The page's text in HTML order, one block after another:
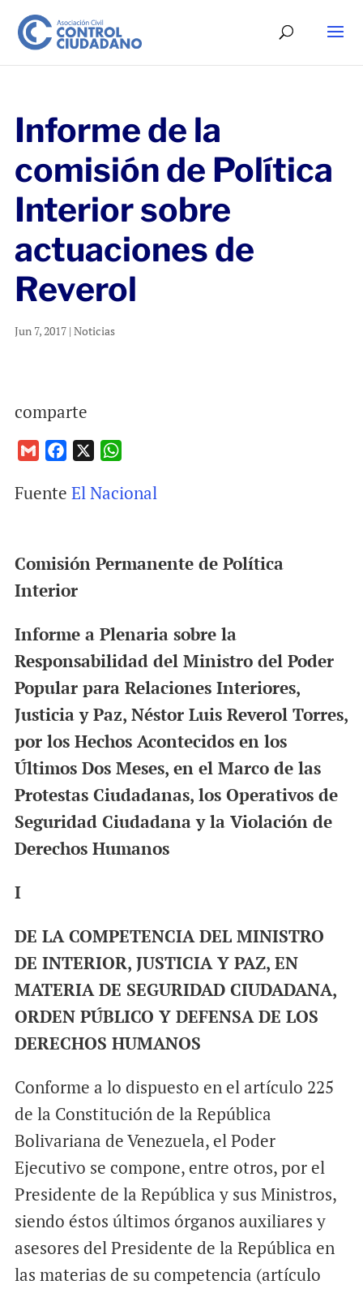
Informe de la
comisión de Política
Interior sobre
actuaciones de
Reverol
Jun 7, 2017| Noticias
comparte
a
c
o
k
a
Fuente El Nacional
Comisión Permanente de Política
Interior
Informe a Plenaria sobre la
Responsabilidad del Ministro del Poder
Popular para Relaciones Interiores,
Justicia y Paz, Néstor Luis Reverol Torres,
por los Hechos Acontecidos en los
Últimos Dos Meses, en el Marco de las
Protestas Ciudadanas, los Operativos de
Seguridad Ciudadana y la Violación de
Derechos Humanos
I
DE LA COMPETENCIA DEL MINISTRO
DE INTERIOR, JUSTICIA Y PAZ, EN
MATERIA DE SEGURIDAD CIUDADANA,
ORDEN PÚBLICO Y DEFENSA DE LOS
DERECHOS HUMANOS
Conforme a lo dispuesto en el artículo 225
de la Constitución de la República
Bolivariana de Venezuela, el Poder
Ejecutivo se compone, entre otros, por el
Presidente de la República y sus Ministros,
siendo éstos últimos órganos auxiliares y
asesores del Presidente de la República en
las materias de su competencia (artículo